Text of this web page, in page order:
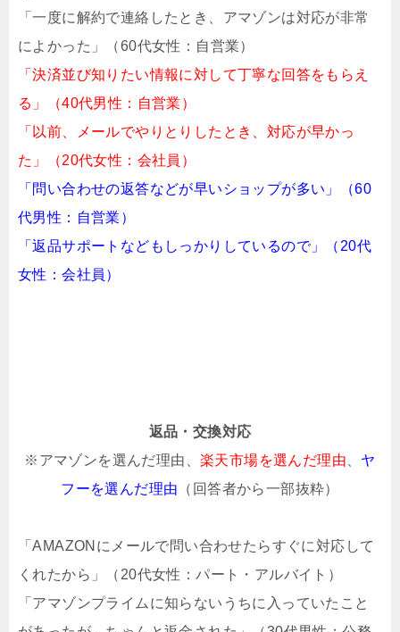
「一度に解約で連絡したとき、アマゾンは対応が非常
によかった」（60代女性：自営業）
「決済並び知りたい情報に対して丁寧な回答をもらえ
る」（40代男性：自営業）
「以前、メールでやりとりしたとき、対応が早かっ
た」（20代女性：会社員）
「問い合わせの返答などが早いショップが多い」（60
代男性：自営業）
「返品サポートなどもしっかりしているので」（20代
女性：会社員）
返品・交換対応
※アマゾンを選んだ理由、 楽天市場を選んだ理由
ヤ
フーを選んだ理由 （回答者から一部抜粋）
「AMAZONにメールで問い合わせたらすぐに対応して
くれたから」（20代女性：パート・アルバイト）
「アマゾンプライムに知らないうちに入っていたこと